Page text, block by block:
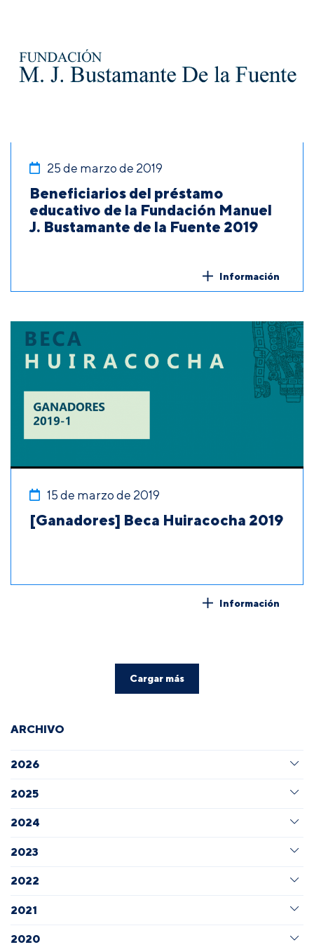
25 de marzo de 2019
Beneficiarios del préstamo
educativo de la Fundación Manuel
J. Bustamante de la Fuente 2019
Información
15 de marzo de 2019
[Ganadores] Beca Huiracocha 2019
Información
Cargar más
ARCHIVO
2026
2025
2024
2023
2022
2021
2020